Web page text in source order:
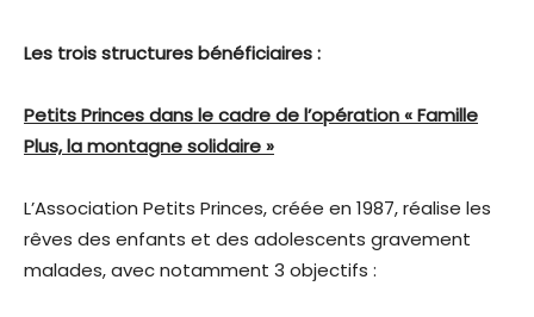
Les trois structures bénéficiaires :
Petits Princes dans le cadre de l’opération « Famille
Plus, la montagne solidaire »
L’Association Petits Princes, créée en 1987, réalise les
rêves des enfants et des adolescents gravement
malades, avec notamment 3 objectifs :